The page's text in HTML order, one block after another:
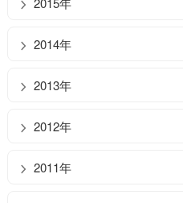
2014年
2013年
2012年
2011年